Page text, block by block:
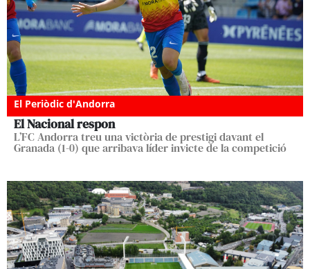
El Periòdic d'Andorra
El Nacional respon
L’FC Andorra treu una victòria de prestigi davant el
Granada (1-0) que arribava líder invicte de la competició